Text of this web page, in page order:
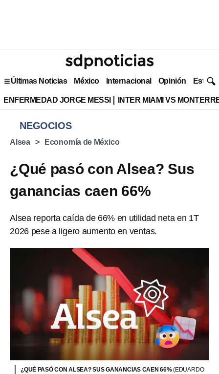
Últimas Noticias México Internacional Opinión Estilo
ENFERMEDAD JORGE MESSI INTER MIAMI VS
NEGOCIOS
Alsea Economía de México
¿Qué pasó con Alsea? Sus
ganancias caen 66%
Alsea reporta caída de 66% en utilidad neta en 1T
2026 pese a ligero aumento en ventas.
¿QUÉ PASÓ CON ALSEA? SUS GANANCIAS CAEN 66%(EDUARDO